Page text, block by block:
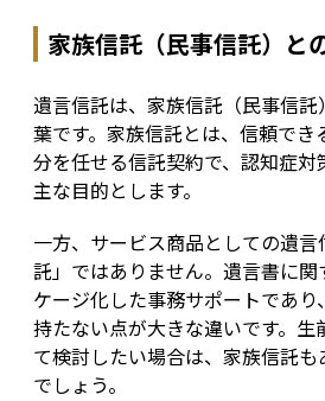
家族信託（民事信託）と
遺言信託は、家族信託（民事信
葉です。家族信託とは、信頼で
分を任せる信託契約で、認知症
主な目的とします。
一方、サービス商品としての遺
託」ではありません。遺言書に
ケージ化した事務サポートであ
持たない点が大きな違いです。生
て検討したい場合は、家族信託
でしょう。